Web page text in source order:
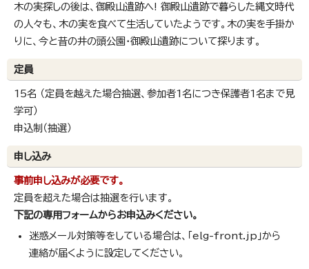
木の実探しの後は、御殿山遺跡へ! 御殿山遺跡で暮らした縄文時代
の人々も、木の実を食べて生活していたようです。木の実を手掛か
りに、今と昔の井の頭公園・御殿山遺跡について探ります。
定員
15名 （定員を越えた場合抽選、参加者1名につき保護者1名まで見
学可）
申込制（抽選）
申し込み
事前申し込みが必要です。
定員を超えた場合は抽選を行います。
下記の専用フォームからお申込みください。
迷惑メール対策等をしている場合は、「elg-front.jp」から
連絡が届くように設定してください。